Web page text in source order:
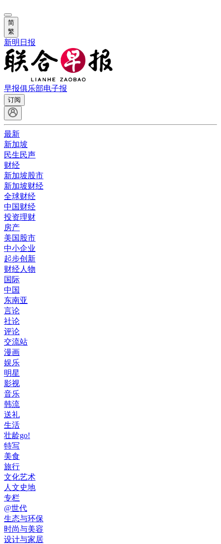
简
繁
新明日报
早报俱乐部电子报
订阅
最新
新加坡
民生民声
财经
新加坡股市
新加坡财经
全球财经
中国财经
投资理财
房产
美国股市
中小企业
起步创新
财经人物
国际
中国
东南亚
言论
社论
评论
交流站
漫画
娱乐
明星
影视
音乐
韩流
送礼
生活
壮龄go!
特写
美食
旅行
文化艺术
人文史地
专栏
@世代
生态与环保
时尚与美容
设计与家居